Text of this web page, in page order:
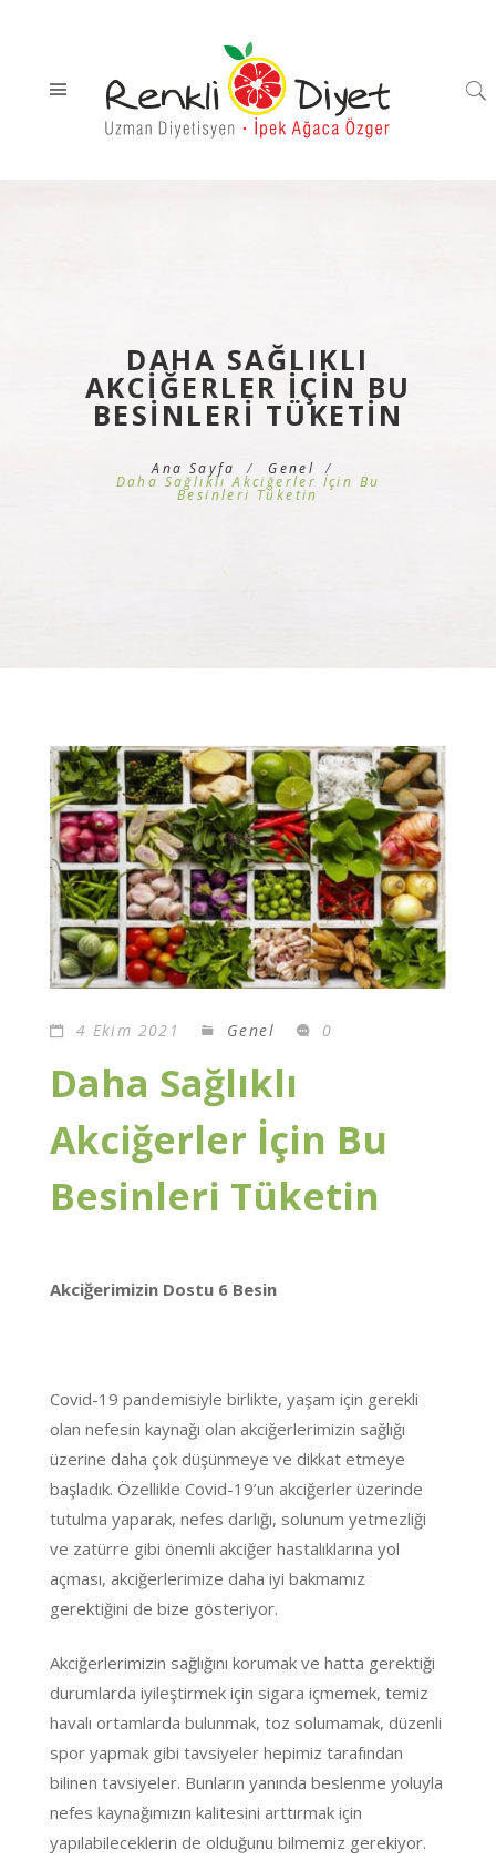
DAHA SAĞLIKLI
AKCIĞERLER İÇIN BU
BESINLERI TÜKETIN
Ana Sayfa Genel
Daha Sağlıklı Akciğerler İçin Bu
Besinleri Tüketin
4 Ekim 2021 Genel 0
Daha Sağlıklı
Akciğerler İçin Bu
Besinleri Tüketin
Akciğerimizin Dostu 6 Besin
Covid-19 pandemisiyle birlikte, yaşam için gerekli
olan nefesin kaynağı olan akciğerlerimizin sağlığı
üzerine daha çok düşünmeye ve dikkat etmeye
başladık. Özellikle Covid-19’un akciğerler üzerinde
tutulma yaparak, nefes darlığı, solunum yetmezliği
ve zatürre gibi önemli akciğer hastalıklarına yol
açması, akciğerlerimize daha iyi bakmamız
gerektiğini de bize gösteriyor.
Akciğerlerimizin sağlığını korumak ve hatta gerektiği
durumlarda iyileştirmek için sigara içmemek, temiz
havalı ortamlarda bulunmak, toz solumamak, düzenli
spor yapmak gibi tavsiyeler hepimiz tarafından
bilinen tavsiyeler. Bunların yanında beslenme yoluyla
nefes kaynağımızın kalitesini arttırmak için
yapılabileceklerin de olduğunu bilmemiz gerekiyor.